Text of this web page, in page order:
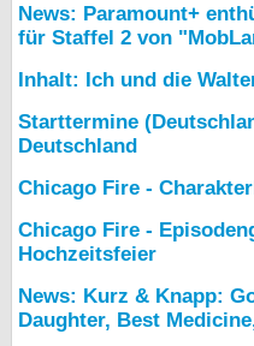
News: Paramount+
für Staffel 2 von
Inhalt: Ich und die
Starttermine
Deutschland
Chicago Fire -
Chicago Fire -
Hochzeitsfeier
News: Kurz & Knapp:
Daughter, Best